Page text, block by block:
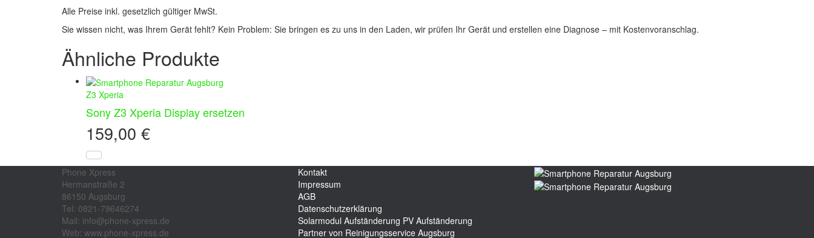
Alle Preise inkl. gesetzlich gültiger MwSt.
Sie wissen nicht, was Ihrem Gerät fehlt? Kein Problem: Sie bringen es zu uns in den Laden, wir prüfen Ihr Gerät und erstellen eine Diagnose – mit Kostenvoranschlag.
Ähnliche Produkte
Z3 Xperia
Sony Z3 Xperia Display ersetzen
159,00 €
Phone Xpress
Hermanstraße 2
86150 Augsburg
Tel: 0821-79646274
Mail: info@phone-xpress.de
Web: www.phone-xpress.de
Kontakt
Impressum
AGB
Datenschutzerklärung
Solarmodul Aufständerung PV Aufständerung
Partner von Reinigungsservice Augsburg